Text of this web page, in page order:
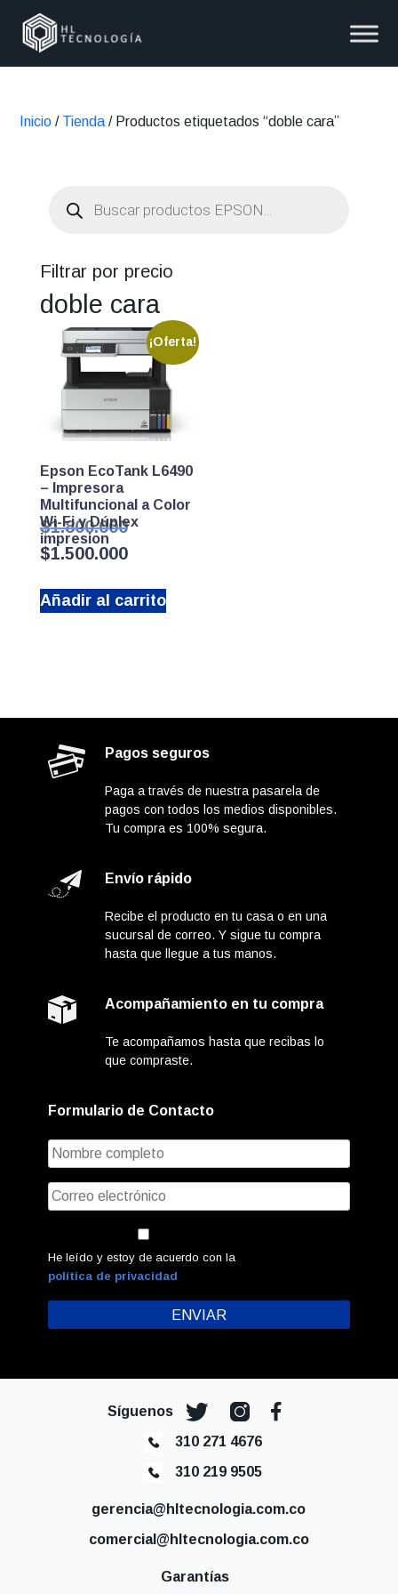
Inicio / Tienda / Productos etiquetados “doble cara”
productos
Filtrar por precio
doble cara
¡Oferta!
Epson EcoTank L6490
– Impresora
Multifuncional a Color
Wi-Fi y Dúplex
impresion
$1.800.000El
original
$1.800.000.
$1.500.000El
es:
Añadir al carrito
Pagos seguros
Paga a través de nuestra pasarela de
pagos con todos los medios disponibles.
Tu compra es 100% segura.
Envío rápido
Recibe el producto en tu casa o en una
sucursal de correo. Y sigue tu compra
hasta que llegue a tus manos.
Acompañamiento en tu compra
Te acompañamos hasta que recibas lo
que compraste.
Formulario de Contacto
He leído y estoy de acuerdo con la
política de privacidad
Síguenos
310 271 4676
310 219 9505
gerencia@hltecnologia.com.co
comercial@hltecnologia.com.co
Garantías